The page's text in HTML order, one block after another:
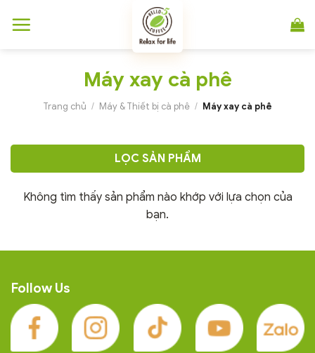
đến
Máy xay cà phê
Trang chủ / Máy & Thiết bị cà phê / Máy xay cà phê
LỌC SẢN PHẨM
Không tìm thấy sản phẩm nào khớp với lựa chọn của
bạn.
Follow Us